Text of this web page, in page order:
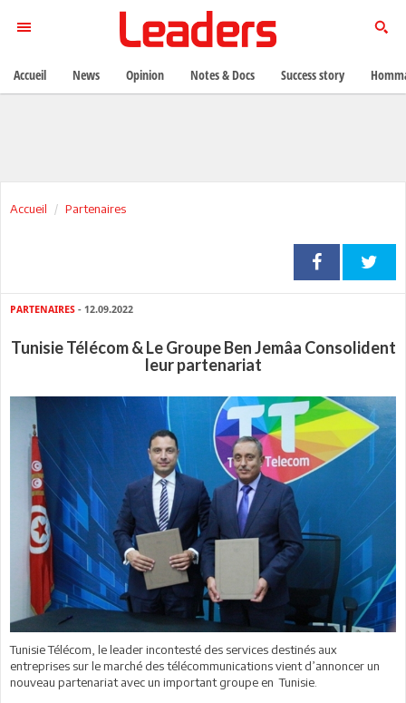
Accueil Partenaires
PARTENAIRES - 12.09.2022
Tunisie Télécom & Le Groupe Ben Jemâa Consolident
leur partenariat
Tunisie Télécom, le leader incontesté des services destinés aux
entreprises sur le marché des télécommunications vient d’annoncer un
nouveau partenariat avec un important groupe en Tunisie.
Accueil News Opinion Notes & Docs Success story